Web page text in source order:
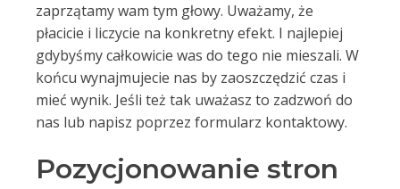
zaprzątamy wam tym głowy. Uważamy, że
płacicie i liczycie na konkretny efekt. I najlepiej
gdybyśmy całkowicie was do tego nie mieszali. W
końcu wynajmujecie nas by zaoszczędzić czas i
mieć wynik. Jeśli też tak uważasz to zadzwoń do
nas lub napisz poprzez formularz kontaktowy.
Pozycjonowanie stron